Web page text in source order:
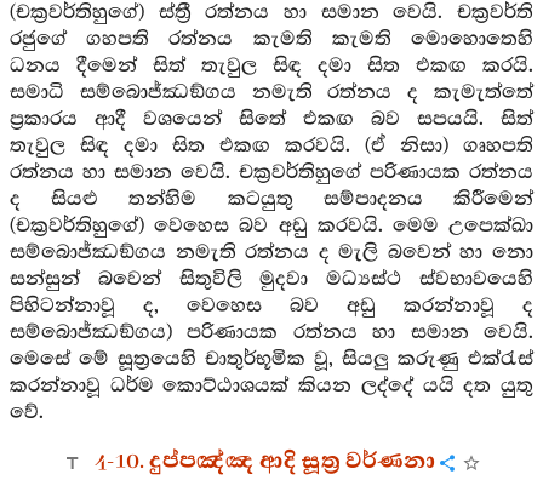
(චක්‍රවර්තිහුගේ) ස්ත්‍රී රත්නය හා සමාන වෙයි. චක්‍රවර්ති
රජුගේ ගහපති රත්නය කැමති කැමති මොහොතෙහි
ධනය දීමෙන් සිත් තැවුල සිඳ දමා සිත එකඟ කරයි.
සමාධි සම්බොජ්ඣඞ්ගය නමැති රත්නය ද කැමැත්තේ
ප්‍රකාරය ආදී වශයෙන් සිතේ එකඟ බව සපයයි. සිත්
තැවුල සිඳ දමා සිත එකඟ කරවයි. (ඒ නිසා) ගෘහපති
රත්නය හා සමාන වෙයි. චක්‍රවර්තිහුගේ පරිණායක රත්නය
ද සියළු තන්හිම කටයුතු සම්පාදනය කිරීමෙන්
(චක්‍රවර්තිහුගේ) වෙහෙස බව අඩු කරවයි. මෙම උපෙක්ඛා
සම්බොජ්ඣඞ්ගය නමැති රත්නය ද මැලි බවෙන් හා නො
සන්සුන් බවෙන් සිතුවිලි මුදවා මධ්‍යස්ථ ස්වභාවයෙහි
පිහිටන්නාවූ ද, වෙහෙස බව අඩු කරන්නාවූ ද
සම්බොජ්ඣඞ්ගය) පරිණායක රත්නය හා සමාන වෙයි.
මෙසේ මේ සූත්‍රයෙහි චාතුර්භූමික වූ, සියලු කරුණු එක්රැස්
කරන්නාවූ ධර්ම කොට්ඨාශයක් කියන ලද්දේ යයි දත යුතු
වේ.
4-10. දුප්පඤ්ඤ ආදි සූත්‍ර වර්ණනා